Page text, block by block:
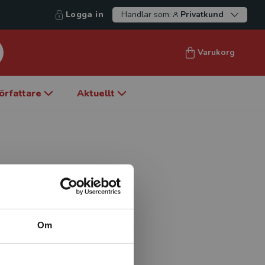
Om
Logga in Handlar som: Privatkund
Varukorg
Aktuellt